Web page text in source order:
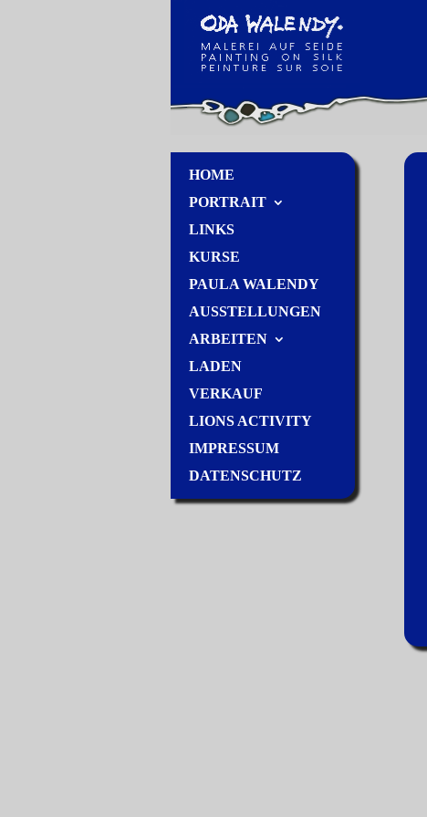
HOME
PORTRAIT
LINKS
KURSE
PAULA WALENDY
AUSSTELLUNGEN
ARBEITEN
LADEN
VERKAUF
LIONS ACTIVITY
IMPRESSUM
DATENSCHUTZ